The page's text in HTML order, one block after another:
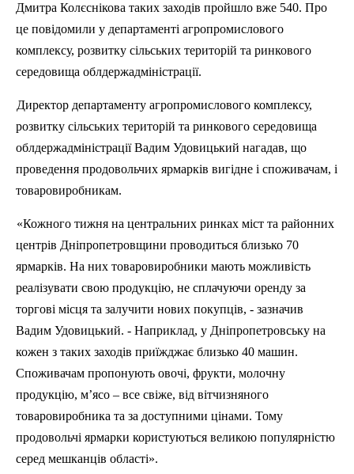
Дмитра Колєснікова таких заходів пройшло вже 540. Про
це повідомили у департаменті агропромислового
комплексу, розвитку сільських територій та ринкового
середовища облдержадміністрації.
Директор департаменту агропромислового комплексу,
розвитку сільських територій та ринкового середовища
облдержадміністрації Вадим Удовицький нагадав, що
проведення продовольчих ярмарків вигідне і споживачам, і
товаровиробникам.
«Кожного тижня на центральних ринках міст та районних
центрів Дніпропетровщини проводиться близько 70
ярмарків. На них товаровиробники мають можливість
реалізувати свою продукцію, не сплачуючи оренду за
торгові місця та залучити нових покупців, - зазначив
Вадим Удовицький. - Наприклад, у Дніпропетровську на
кожен з таких заходів приїжджає близько 40 машин.
Споживачам пропонують овочі, фрукти, молочну
продукцію, м’ясо – все свіже, від вітчизняного
товаровиробника та за доступними цінами. Тому
продовольчі ярмарки користуються великою популярністю
серед мешканців області».